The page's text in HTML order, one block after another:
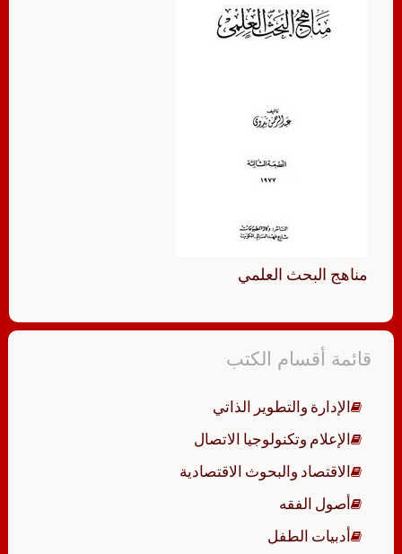
مناهج البحث العلمي
قائمة أقسام الكتب
الإدارة والتطوير الذاتي
الإعلام وتكنولوجيا الاتصال
الاقتصاد والبحوث الاقتصادية
أصول الفقه
أدبيات الطفل